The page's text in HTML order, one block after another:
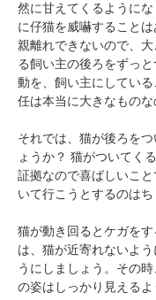
然に甘えてくるように
に仔猫を威嚇すること
親離れできないので、
る飼い主の後ろをずっ
動を、飼い主にしてい
任は本当に大きなものな
それでは、猫が後ろを
ょうか？ 猫がついてく
証拠なので喜ばしいこ
いて行こうとするのはち
猫が動き回るとケガを
は、猫が近寄れないよ
うにしましょう。その
の姿はしっかり見えるよ